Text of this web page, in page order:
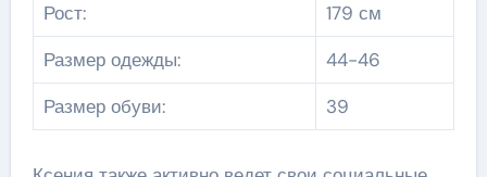
Рост:
179 см
Размер одежды:
44-46
Размер обуви:
39